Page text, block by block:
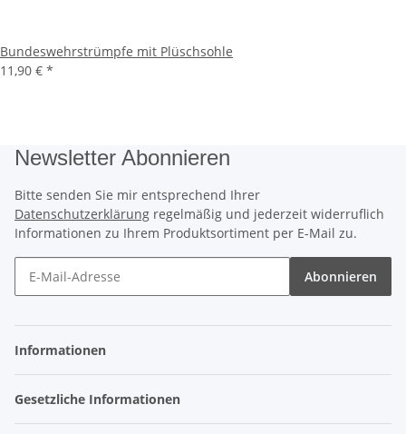
Bundeswehrstrümpfe mit Plüschsohle
11,90 € *
Newsletter Abonnieren
Bitte senden Sie mir entsprechend Ihrer
Datenschutzerklärung regelmäßig und jederzeit widerruflich
Informationen zu Ihrem Produktsortiment per E-Mail zu.
Abonnieren
Informationen
Gesetzliche Informationen